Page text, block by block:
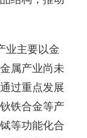
业主要以金
属产业尚未
过重点发展
铁合金等产
等功能化合